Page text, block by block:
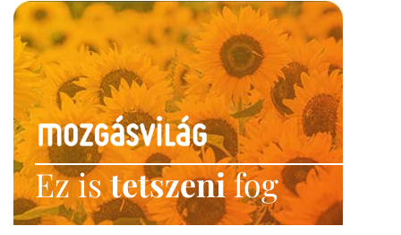
Ez istetszenifog